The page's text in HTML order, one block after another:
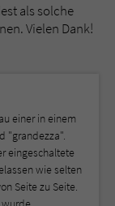
als solche
Vielen Dank!
einer in einem
"grandezza".
eingeschaltete
wie selten
Seite zu Seite.